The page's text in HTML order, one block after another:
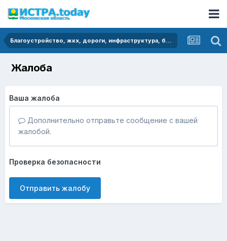
Благоустройство, жкх, дороги, инфраструктура, безопасность
Жалоба
Ваша жалоба
Дополнительно отправьте сообщение с вашей
жалобой.
Проверка безопасности
Отправить жалобу